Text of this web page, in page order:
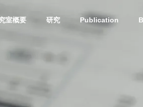
室概要 研究 Publication